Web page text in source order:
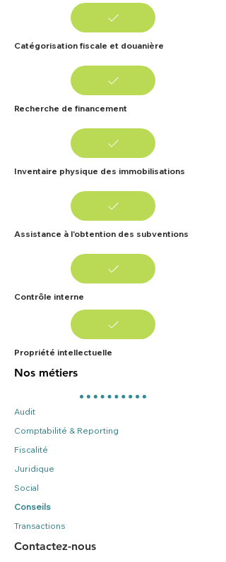
Catégorisation fiscale et douanière
Recherche de financement
Inventaire physique des immobilisations
Assistance à l'obtention des subventions
Contrôle interne
Propriété intellectuelle
Nos métiers
Audit
Comptabilité & Reporting
Fiscalité
Juridique
Social
Conseils
Transactions
Contactez-nous